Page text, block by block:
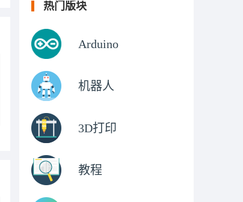
热门版块
Arduino
机器人
3D打印
教程